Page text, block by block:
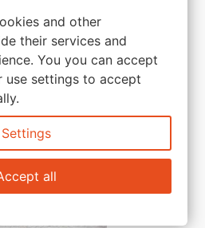
and other
their services and
You you can accept
use settings to accept
Settings
all